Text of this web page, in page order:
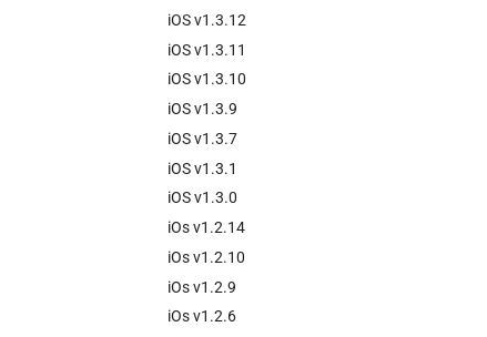
iOS v1.3.12
iOS v1.3.11
iOS v1.3.10
iOS v1.3.9
iOS v1.3.7
iOS v1.3.1
iOS v1.3.0
iOs v1.2.14
iOs v1.2.10
iOs v1.2.9
iOs v1.2.6